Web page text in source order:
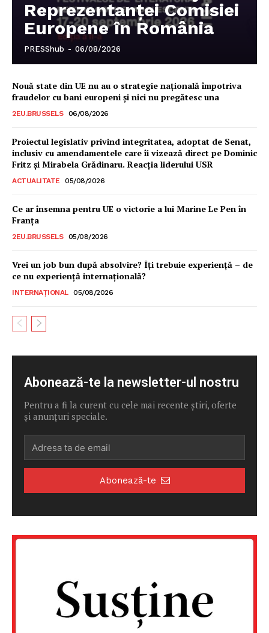
Reprezentanței Comisiei
Europene în România
PRESShub - 06/08/2026
Nouă state din UE nu au o strategie națională împotriva
fraudelor cu bani europeni și nici nu pregătesc una
2EU.BRUSSELS 06/08/2026
Proiectul legislativ privind integritatea, adoptat de Senat,
inclusiv cu amendamentele care îi vizează direct pe Dominic
Fritz și Mirabela Grădinaru. Reacția liderului USR
ACTUALITATE 05/08/2026
Ce ar însemna pentru UE o victorie a lui Marine Le Pen în
Franța
2EU.BRUSSELS 05/08/2026
Vrei un job bun după absolvire? Îți trebuie experiență – de
ce nu experiență internațională?
INTERNAȚIONAL 05/08/2026
Abonează-te la newsletter-ul nostru
Pentru a fi la curent cu cele mai recente știri, oferte
și anunțuri speciale.
Abonează-te